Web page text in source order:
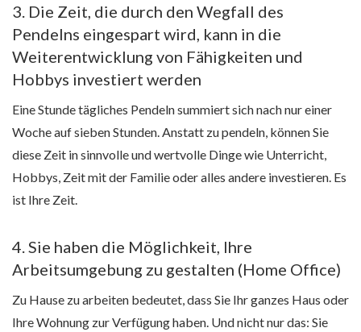
3. Die Zeit, die durch den Wegfall des
Pendelns eingespart wird, kann in die
Weiterentwicklung von Fähigkeiten und
Hobbys investiert werden
Eine Stunde tägliches Pendeln summiert sich nach nur einer
Woche auf sieben Stunden. Anstatt zu pendeln, können Sie
diese Zeit in sinnvolle und wertvolle Dinge wie Unterricht,
Hobbys, Zeit mit der Familie oder alles andere investieren. Es
ist Ihre Zeit.
4. Sie haben die Möglichkeit, Ihre
Arbeitsumgebung zu gestalten (Home Office)
Zu Hause zu arbeiten bedeutet, dass Sie Ihr ganzes Haus oder
Ihre Wohnung zur Verfügung haben. Und nicht nur das: Sie